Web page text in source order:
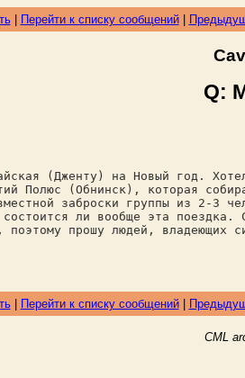
| Перейти к списку сообщений|
Q:
(Дженту) на Новый год.
Полюс (Обнинск), которая
заброски группы из 2-3
ли вообще эта поездка.
прошу людей, владеющих
| Перейти к списку сообщений|
CML